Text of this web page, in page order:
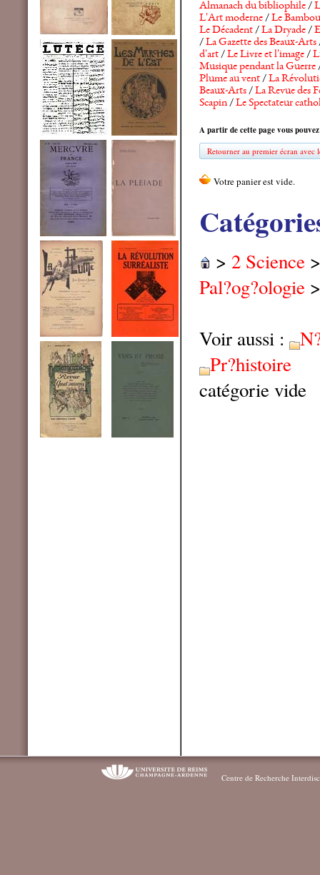
Almanach du bibliophile/
L'Art moderne/Le Bambou
Le Décadent/La Dryade/
/La Gazette des Beaux-Arts
d'art/Le Livre et l'image/
Musique pendant la Guerre
Plume au vent/La
Beaux-Arts/La Revue des
Scapin/Le Spectateur
A partir de cette page vous
Retourner au premier écran avec
> 2 Science
Pal?og?ologie
Voir aussi :
Pr?histoire
catégorie vide
Centre de Recherche